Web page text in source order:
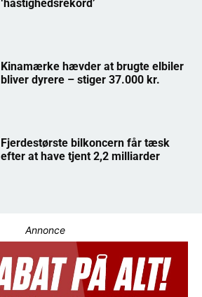
‘hastighedsrekord’
Kinamærke hævder at brugte elbiler
bliver dyrere – stiger 37.000 kr.
Fjerdestørste bilkoncern får tæsk
efter at have tjent 2,2 milliarder
Annonce